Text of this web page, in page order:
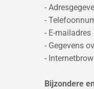
-
-
- E-mailadres
- Gegevens
-
Bijzondere